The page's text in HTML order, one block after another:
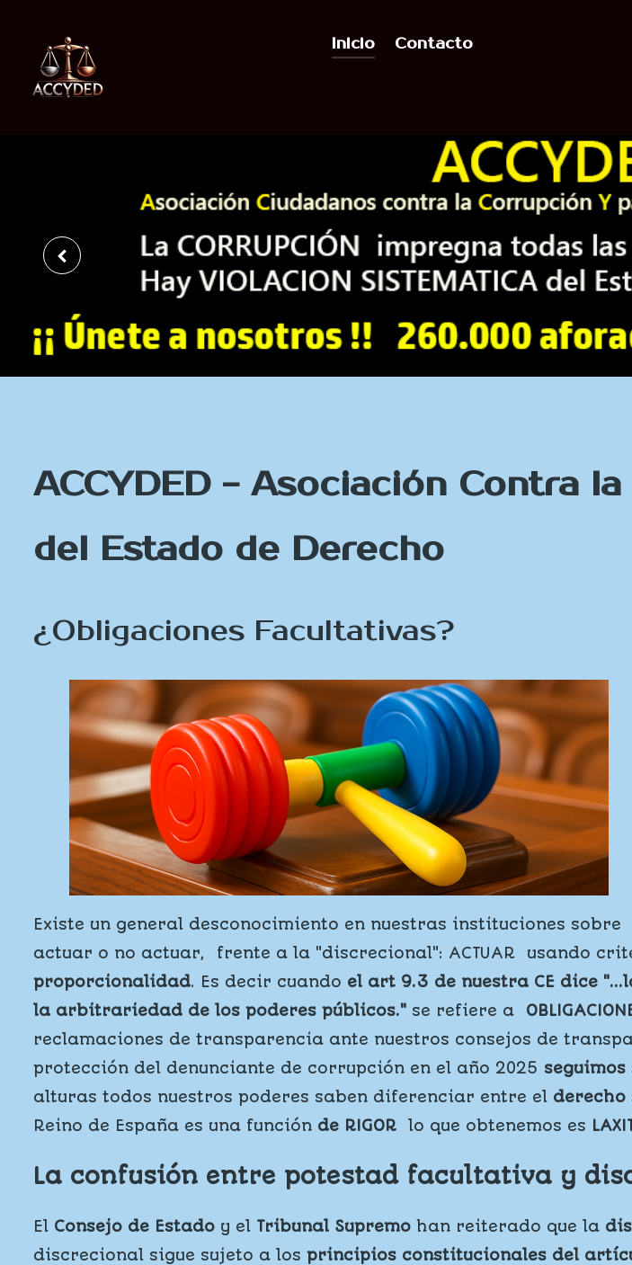
Inicio Contacto
ACCYDED - Asociación Contra
del Estado de Derecho
¿Obligaciones Facultativas?
Existe un general desconocimiento en nuestras instituciones
actuar o no actuar, frente a la "discrecional": ACTUAR usando
proporcionalidad. Es decir cuando el art 9.3 de nuestra CE dice
la arbitrariedad de los poderes públicos." se refiere a
reclamaciones de transparencia ante nuestros consejos de
protección del denunciante de corrupción en el año 2025
alturas todos nuestros poderes saben diferenciar entre el derecho
Reino de España es una función de RIGOR lo que obtenemos es
La confusión entre potestad facultativa y
El Consejo de Estado y el Tribunal Supremo han reiterado que la
discrecional sigue sujeto a los principios constitucionales del